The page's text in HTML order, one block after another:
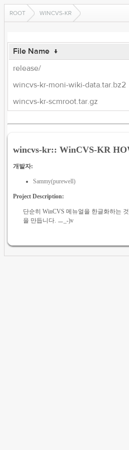
ROOT WINCVS-KR
File Name ↓
release/
wincvs-kr-moni-wiki-data.tar.bz2
wincvs-kr-scmroot.tar.gz
wincvs-kr:: WinCVS-KR
개발자:
Sammy(purewell)
Project Description:
단순히 WinCVS 메뉴얼을 한글화하는
을 만듭니다. ㅡ_-)v